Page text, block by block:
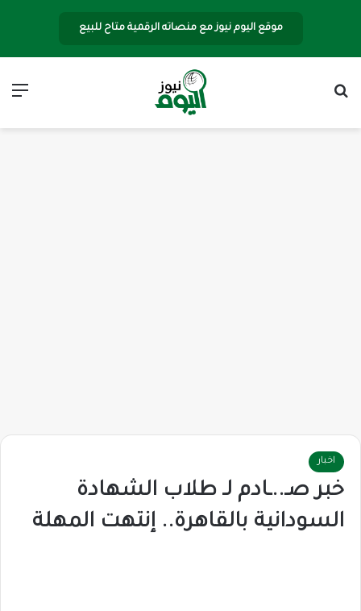
موقع اليوم نيوز مع منصاته الرقمية متاح للبيع
اخبار
خبر صـ..ـادم لـ طلاب الشهادة
السودانية بالقاهرة.. إنتهت المهلة